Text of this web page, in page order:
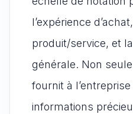
l’expérience
produit/service, et
générale. Non
fournit à
informations